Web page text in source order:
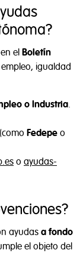
el Boletín
igualdad
o Industria.
Fedepe o
o ayudas-
ayudas a fondo
el objeto del